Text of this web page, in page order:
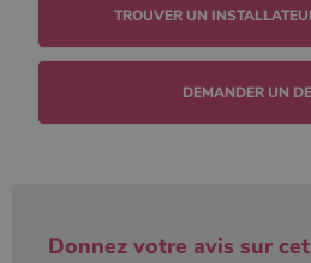
TROUVER UN
DEMANDER UN
Donnez votre avis sur